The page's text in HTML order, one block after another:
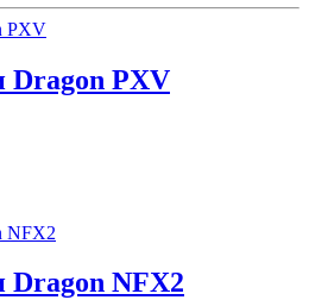
Dragon PXV
Dragon NFX2